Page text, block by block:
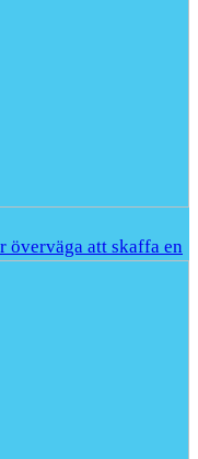
överväga att skaffa en